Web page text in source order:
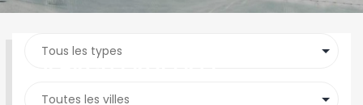
SEARCH PROPERTY